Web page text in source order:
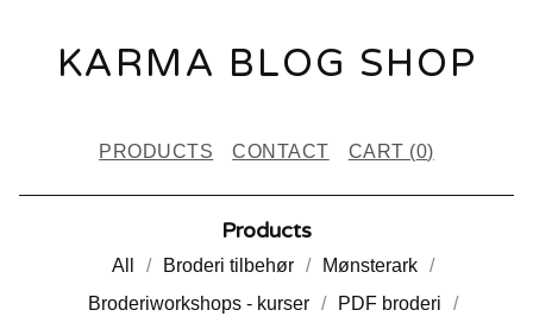
KARMA BLOG SHOP
PRODUCTS CONTACT CART (0)
Products
All Broderi tilbehør
Mønsterark
Broderiworkshops - kurser
PDF broderi